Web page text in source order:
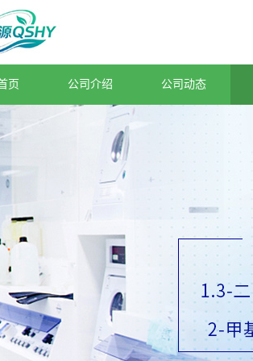
页 公司介绍 公司动态